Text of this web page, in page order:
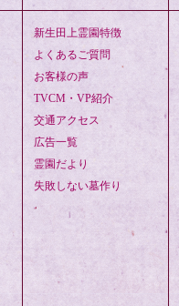
新生田上霊園特徴
よくあるご質問
お客様の声
TVCM・VP紹介
交通アクセス
広告一覧
霊園だより
失敗しない墓作り